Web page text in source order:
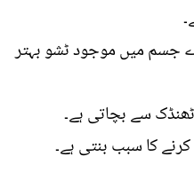
جسم میں موجود ٹشو بہتر
سے بچاتی ہے۔
کا سبب بنتی ہے۔